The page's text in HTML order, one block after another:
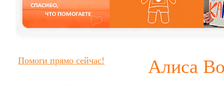
Помоги прямо сейчас! Алиса